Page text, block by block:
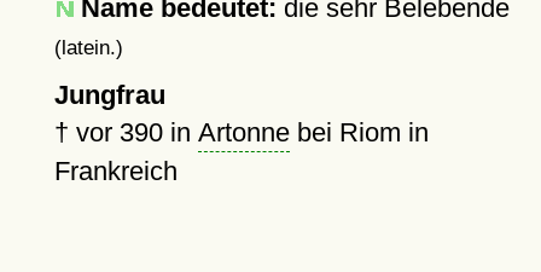
Name bedeutet: die sehr Belebende
(latein.)
Jungfrau
† vor 390in Artonnebei Riom in
Frankreich